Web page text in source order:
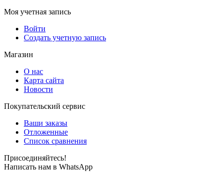
Моя учетная запись
Войти
Создать учетную запись
Магазин
О нас
Карта сайта
Новости
Покупательский сервис
Ваши заказы
Отложенные
Список сравнения
Присоединяйтесь!
Написать нам в WhatsApp